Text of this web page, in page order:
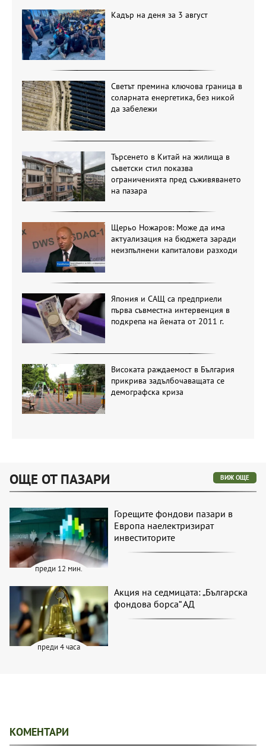
Кадър на деня за 3 август
Светът премина ключова граница в
соларната енергетика, без никой
да забележи
Търсенето в Китай на жилища в
съветски стил показва
ограниченията пред съживяването
на пазара
Щерьо Ножаров: Може да има
актуализация на бюджета заради
неизпълнени капиталови разходи
Япония и САЩ са предприели
първа съвместна интервенция в
подкрепа на йената от 2011 г.
Високата раждаемост в България
прикрива задълбочаващата се
демографска криза
ОЩЕ ОТ ПАЗАРИ ВИЖ ОЩЕ
преди 12 мин.
Горещите фондови пазари в
Европа наелектризират
инвеститорите
преди 4 часа
Акция на седмицата: „Българска
фондова борса“ АД
КОМЕНТАРИ